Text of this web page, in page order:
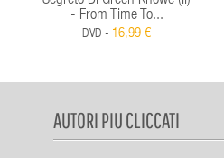
- From Time To...
DVD - 16,99 €
AUTORI PIU CLICCATI